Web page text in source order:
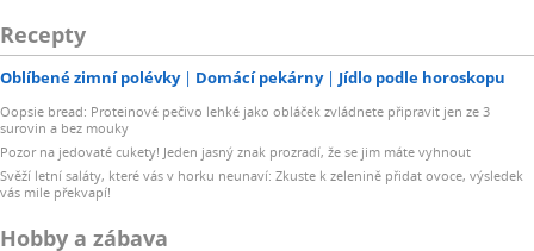
Recepty
Oblíbené zimní polévky Domácí pekárny Jídlo podle horoskopu
Oopsie bread: Proteinové pečivo lehké jako obláček zvládnete připravit jen ze 3
surovin a bez mouky
Pozor na jedovaté cukety! Jeden jasný znak prozradí, že se jim máte vyhnout
Svěží letní saláty, které vás v horku neunaví: Zkuste k zelenině přidat ovoce, výsledek
vás mile překvapí!
Hobby a zábava